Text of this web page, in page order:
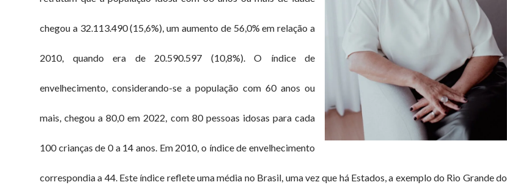
chegou a 32.113.490 (15,6%), um aumento de 56,0% em relação a
2010, quando era de 20.590.597 (10,8%). O índice de
envelhecimento, considerando-se a população com 60 anos ou
mais, chegou a 80,0 em 2022, com 80 pessoas idosas para cada
100 crianças de 0 a 14 anos. Em 2010, o índice de envelhecimento
correspondia a 44. Este índice reflete uma média no Brasil, uma vez que há Estados, a exemplo do Rio Grande do